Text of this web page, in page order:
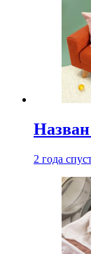
Назван
2 года